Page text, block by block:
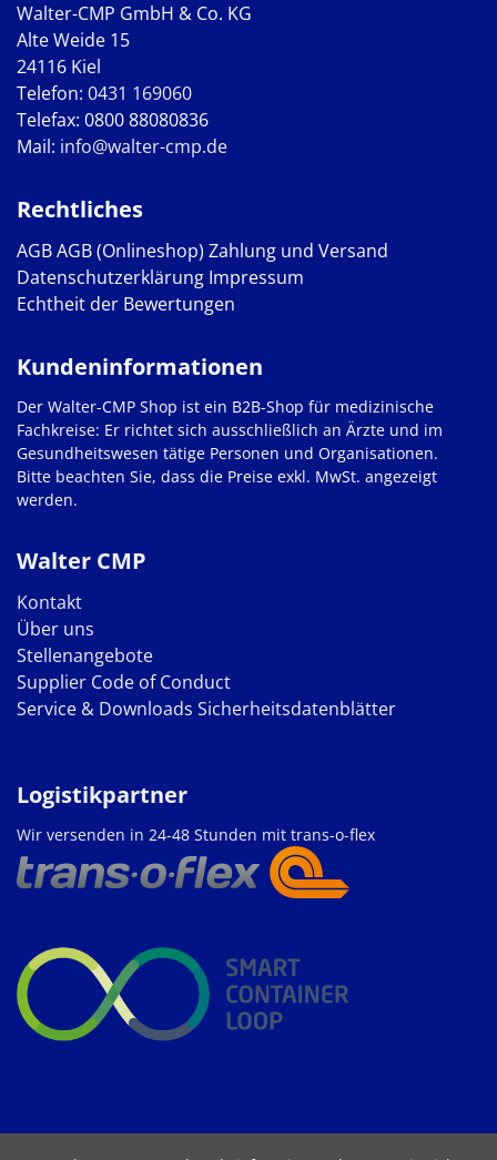
Walter-CMP GmbH & Co. KG
Alte Weide 15
24116 Kiel
Telefon: 0431 169060
Telefax: 0800 88080836
Mail: info@walter-cmp.de
Rechtliches
AGBAGB (Onlineshop) Zahlung und Versand
Datenschutzerklärung Impressum
Echtheit der Bewertungen
Walter CMP
Kontakt
Über uns
Stellenangebote
Supplier Code of Conduct
Service & Downloads Sicherheitsdatenblätter
Kundeninformationen
Der Walter-CMP Shop ist ein B2B-Shop für medizinische
Fachkreise: Er richtet sich ausschließlich an Ärzte und im
Gesundheitswesen tätige Personen und Organisationen.
Bitte beachten Sie, dass die Preise exkl. MwSt. angezeigt
werden.
Logistikpartner
Wir versenden in 24-48 Stunden mit trans-o-flex